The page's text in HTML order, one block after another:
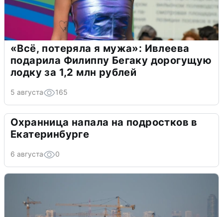
«Всё, потеряла я мужа»: Ивлеева
подарила Филиппу Бегаку дорогущую
лодку за 1,2 млн рублей
5 августа 165
Охранница напала на подростков в
Екатеринбурге
6 августа 0